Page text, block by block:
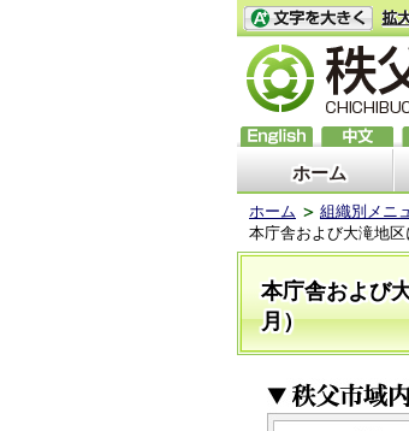
ホーム
ホーム 組織別メニ
本庁舎および大滝地区
本庁舎および
月）